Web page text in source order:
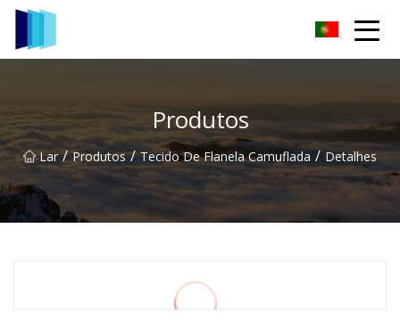
Produtos
Lar / Produtos / Tecido De Flanela Camuflada / Detalhes